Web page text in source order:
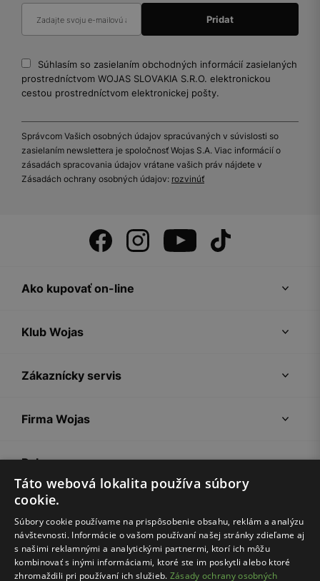
Súhlasím so zasielaním obchodných informácií zasielaných
prostredníctvom WOJAS SLOVAKIA S.R.O. elektronickou
cestou prostredníctvom elektronickej pošty.
Správcom Vašich osobných údajov spracúvaných v súvislosti so
zasielaním newslettera je spoločnosť Wojas S.A. Viac informácií o
zásadách spracovania údajov vrátane vašich práv nájdete v
Zásadách ochrany osobných údajov: rozvinúť
Ako kupovať on-line
Klub Wojas
Zákaznícky servis
Firma Wojas
Pokyny
Táto webová lokalita používa súbory
cookie.
Súbory cookie používame na prispôsobenie obsahu, reklám a analýzu
návštevnosti. Informácie o vašom používaní našej stránky zdieľame aj
s našimi reklamnými a analytickými partnermi, ktorí ich môžu
kombinovať s inými informáciami, ktoré ste im poskytli alebo ktoré
zhromaždili pri používaní ich služieb. Zásady ochrany osobných